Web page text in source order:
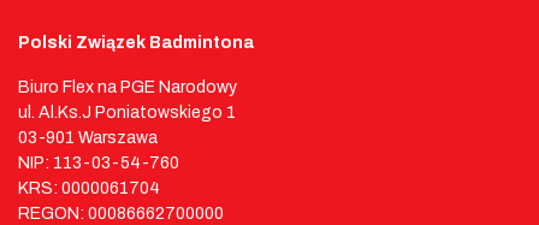
Polski Związek Badmintona
Biuro Flex na PGE Narodowy
ul. Al.Ks.J Poniatowskiego 1
03-901 Warszawa
NIP: 113-03-54-760
KRS: 0000061704
REGON: 00086662700000